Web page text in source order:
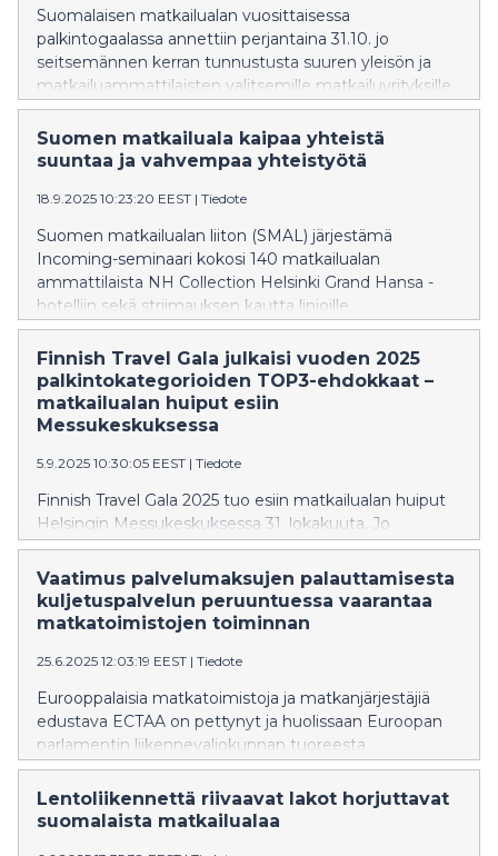
Suomalaisen matkailualan vuosittaisessa
palkintogaalassa annettiin perjantaina 31.10. jo
seitsemännen kerran tunnustusta suuren yleisön ja
matkailuammattilaisten valitsemille matkailuyrityksille,
-toimijoille ja kohteille. Noin 440 matkailualan
ammattilaista, kansainvälistä vierasta ja toimialan
sidosryhmiä yhteen koonneessa Finnish Travel Galassa
maailmanpolitiikan haasteista huolimatta ovat
menestyneet omilla sektoreillaan tai pystyneet
uudistamaan liiketoimintaansa haastavissa
olosuhteissa. Tämän vuoden gaalassa juhlistettiin
myös suomalaisen matkatoimistoalan 85-vuotista
järjestötaivalta.
Suomen matkailuala kaipaa yhteistä
suuntaa ja vahvempaa yhteistyötä
18.9.2025 10:23:20 EEST | Tiedote
Suomen matkailualan liiton (SMAL) järjestämä
Incoming-seminaari kokosi 140 matkailualan
ammattilaista NH Collection Helsinki Grand Hansa -
hotelliin sekä striimauksen kautta linjoille.
Jokavuotiseksi tapahtumaksi vakiintumassa olevan
seminaarin teema tänä vuonna oli Suomen matkailun
kasvupotentiaali ja yhteistyön voima. Matkailualan
haasteeksi on koettu liian moniääninen, keskenään
jopa ristiriitainen viestintä, mikä on hämmentänyt
oikeasti tavoittelee. Incoming-seminaarin
avaussanoissa SMALin toimitusjohtaja Heli Mäki-Fränti
nostikin esiin tarpeen suomalaisen matkailualan
yhteistyölle ja yhteiselle tarinalle.
Finnish Travel Gala julkaisi vuoden 2025
palkintokategorioiden TOP3-ehdokkaat –
matkailualan huiput esiin
Messukeskuksessa
5.9.2025 10:30:05 EEST | Tiedote
Finnish Travel Gala 2025 tuo esiin matkailualan huiput
Helsingin Messukeskuksessa 31. lokakuuta. Jo
seitsemättä kertaa järjestettävä gaala julkisti vuoden
2025 palkintokategorioiden TOP3-ehdokkaat. Voittajia
palkitaan 11 kategoriassa. Tutkimukseen osallistui 12
500 vastaajaa.
Vaatimus palvelumaksujen palauttamisesta
kuljetuspalvelun peruuntuessa vaarantaa
matkatoimistojen toiminnan
25.6.2025 12:03:19 EEST | Tiedote
Eurooppalaisia matkatoimistoja ja matkanjärjestäjiä
edustava ECTAA on pettynyt ja huolissaan Euroopan
parlamentin liikennevaliokunnan tuoreesta
äänestystuloksesta liittyen kahteen matkustajien
oikeuksia koskevaan asetusehdotukseen. Parlamentin
liikennevaliokunta katsoo, että kuljetuspalvelun, kuten
Lentoliikennettä riivaavat lakot horjuttavat
suomalaista matkailualaa